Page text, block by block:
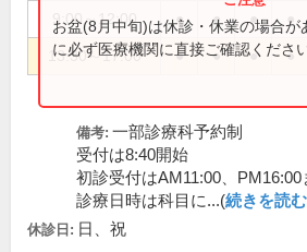
9:00～12:00 ● ● ● ●
13:30～17:00 ● ● ● ●
お盆(8月中旬)は休診・休業の場合が
に必ず医療機関に直接ご確認ください
備考: 一部診療科予約制
受付は8:40開始
初診受付はAM11:00、PM16:00
診療日時は科目に...(続きを読む
休診日: 日、祝